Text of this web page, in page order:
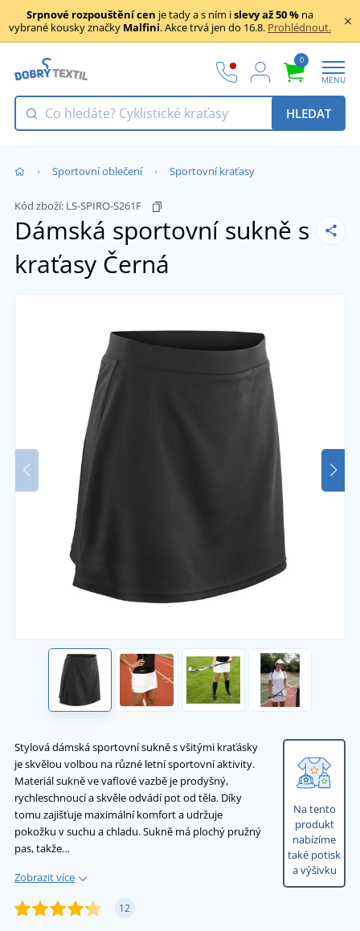
Srpnové rozpouštění cen je tady a s ním islevy až 50 % na
vybrané kousky značky Malfini. Akce trvá jen do 16.8. Prohlédnout.
0
MENU
HLEDAT
Sportovní oblečení Sportovní kraťasy
Kód zboží: LS-SPIRO-S261F
Dámská sportovní sukně s
kraťasy Černá
Stylová dámská sportovní sukně s všitými kraťásky
je skvělou volbou na různé letní sportovní aktivity.
Materiál sukně ve vaflové vazbě je prodyšný,
rychleschnoucí a skvěle odvádí pot od těla. Díky
tomu zajišťuje maximální komfort a udržuje
pokožku v suchu a chladu. Sukně má plochý pružný
pas, takže…
Zobrazit více
12
Na tento
produkt
nabízíme
také potisk
a výšivku